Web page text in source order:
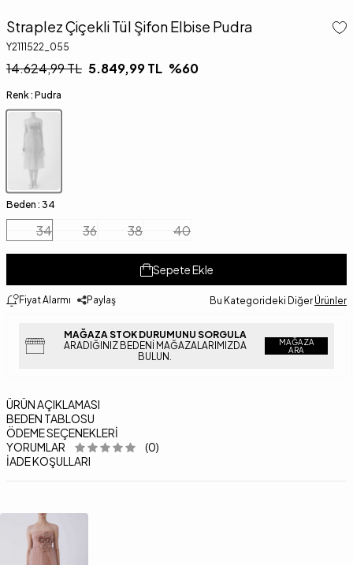
Straplez Çiçekli Tül Şifon Elbise Pudra
Y2111522_055
14.624,99TL 5.849,99TL %60
Renk : Pudra
Beden : 34
34 36 38 40
Sepete Ekle
Fiyat Alarmı Paylaş Bu Kategorideki Diğer Ürünler
MAĞAZA STOK DURUMUNU SORGULA
ARADIĞINIZ BEDENI MAĞAZALARIMIZDA
BULUN.
MAĞAZA
ARA
ÜRÜN AÇIKLAMASI
BEDEN TABLOSU
ÖDEME SEÇENEKLERI
YORUMLAR
(0)
İADE KOŞULLARI